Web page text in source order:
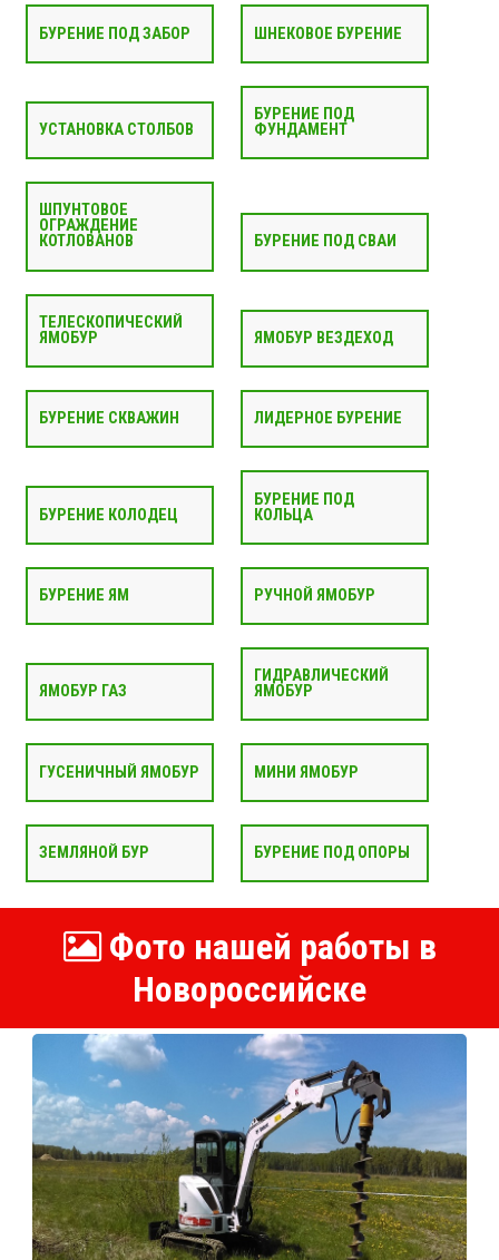
БУРЕНИЕ ПОД ЗАБОР ШНЕКОВОЕ БУРЕНИЕ
УСТАНОВКА СТОЛБОВ
БУРЕНИЕ ПОД
ФУНДАМЕНТ
ШПУНТОВОЕ
ОГРАЖДЕНИЕ
КОТЛОВАНОВ
БУРЕНИЕ ПОД СВАИ
ТЕЛЕСКОПИЧЕСКИЙ
ЯМОБУР
ЯМОБУР ВЕЗДЕХОД
БУРЕНИЕ СКВАЖИН ЛИДЕРНОЕ БУРЕНИЕ
БУРЕНИЕ КОЛОДЕЦ
БУРЕНИЕ ПОД
КОЛЬЦА
БУРЕНИЕ ЯМ РУЧНОЙ ЯМОБУР
ЯМОБУР ГАЗ
ГИДРАВЛИЧЕСКИЙ
ЯМОБУР
ГУСЕНИЧНЫЙ ЯМОБУР МИНИ ЯМОБУР
ЗЕМЛЯНОЙ БУР БУРЕНИЕ ПОД ОПОРЫ
Фото нашей работы в
Новороссийске